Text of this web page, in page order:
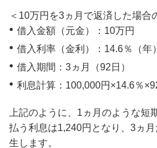
＜10万円を3ヵ月で返済した場合
借入金額（元金）：10万円
借入利率（金利）：14.6％（年）
借入期間：3ヵ月（92日）
利息計算：100,000円×14.6％
上記のように、1ヵ月のような短
払う利息は1,240円となり、3ヵ
生します。